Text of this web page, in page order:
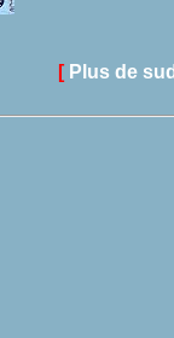
[ Plus de